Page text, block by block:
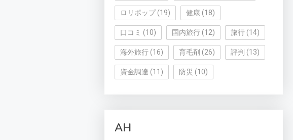
ロリポップ(19) 健康(18)
口コミ (10) 国内旅行(12) 旅行(14)
海外旅行(16) 育毛剤 (26) 評判 (13)
資金調達 (11) 防災 (10)
AH